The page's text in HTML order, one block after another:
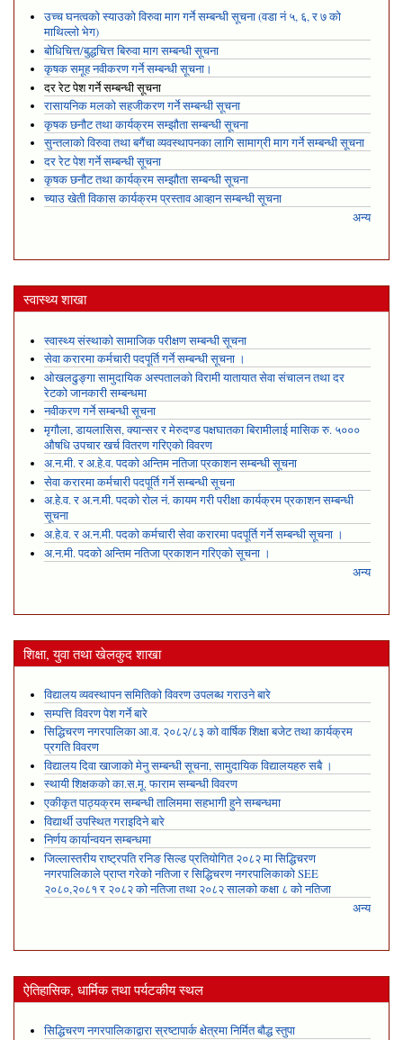
उच्च घनत्वको स्याउको विरुवा माग गर्ने सम्बन्धी सूचना (वडा नं ५, ६, र ७ को
माथिल्लो भेग)
बोधिचित्त/बुद्धचित्त बिरुवा माग सम्बन्धी सूचना
कृषक समूह नवीकरण गर्ने सम्बन्धी सूचना।
दर रेट पेश गर्ने सम्बन्धी सूचना
रासायनिक मलको सहजीकरण गर्ने सम्बन्धी सूचना
कृषक छनौट तथा कार्यक्रम सम्झौता सम्बन्धी सूचना
सुन्तलाको विरुवा तथा बगैंचा व्यवस्थापनका लागि सामाग्री माग गर्ने सम्बन्धी सूचना
दर रेट पेश गर्ने सम्बन्धी सूचना
कृषक छनौट तथा कार्यक्रम सम्झौता सम्बन्धी सूचना
च्याउ खेती विकास कार्यक्रम प्रस्ताव आव्हान सम्बन्धी सूचना
अन्य
स्वास्थ्य शाखा
स्वास्थ्य संस्थाको सामाजिक परीक्षण सम्बन्धी सूचना
सेवा करारमा कर्मचारी पदपूर्ति गर्ने सम्बन्धी सूचना ।
ओखलढुङ्गा सामुदायिक अस्पतालको विरामी यातायात सेवा संचालन तथा दर
रेटको जानकारी सम्बन्धमा
नवीकरण गर्ने सम्बन्धी सूचना
मृगौला, डायलासिस, क्यान्सर र मेरुदण्ड पक्षघातका बिरामीलाई मासिक रु. ५०००
औषधि उपचार खर्च वितरण गरिएको विवरण
अ.न.मी. र अ.हे.व. पदको अन्तिम नतिजा प्रकाशन सम्बन्धी सूचना
सेवा करारमा कर्मचारी पदपूर्ति गर्ने सम्बन्धी सूचना
अ.हे.व. र अ.न.मी. पदको रोल नं. कायम गरी परीक्षा कार्यक्रम प्रकाशन सम्बन्धी
सूचना
अ.हे.व. र अ.न.मी. पदको कर्मचारी सेवा करारमा पदपूर्ति गर्ने सम्बन्धी सूचना ।
अ.न.मी. पदको अन्तिम नतिजा प्रकाशन गरिएको सूचना ।
अन्य
शिक्षा, युवा तथा खेलकुद शाखा
विद्यालय व्यवस्थापन समितिको विवरण उपलब्ध गराउने बारे
सम्पत्ति विवरण पेश गर्ने बारे
सिद्धिचरण नगरपालिका आ.व. २०८२/८३ को वार्षिक शिक्षा बजेट तथा कार्यक्रम
प्रगति विवरण
विद्यालय दिवा खाजाको मेनु सम्बन्धी सूचना, सामुदायिक विद्यालयहरु सबै ।
स्थायी शिक्षकको का.स.मू. फाराम सम्बन्धी विवरण
एकीकृत पाठ्यक्रम सम्बन्धी तालिममा सहभागी हुने सम्बन्धमा
विद्यार्थी उपस्थित गराइदिने बारे
निर्णय कार्यान्वयन सम्बन्धमा
जिल्लास्तरीय राष्ट्रपति रनिङ सिल्ड प्रतियोगित २०८२ मा सिद्धिचरण
नगरपालिकाले प्राप्त गरेकाे नतिजा र सिद्धिचरण नगरपालिकाको SEE
२०८०,२०८१ र २०८२ को नतिजा तथा २०८२ सालको कक्षा ८ को नतिजा
अन्य
ऐतिहासिक, धार्मिक तथा पर्यटकीय स्थल
सिद्धिचरण नगरपालिकाद्वारा स्रष्टापार्क क्षेत्रमा निर्मित बौद्ध स्तुपा